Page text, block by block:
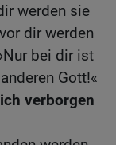
werden sie
dir werden
bei dir ist
Gott!«
verborgen